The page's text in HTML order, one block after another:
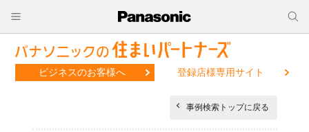
ビジネスのお客様へ 登録店様専用サイト
事例検索トップに戻る